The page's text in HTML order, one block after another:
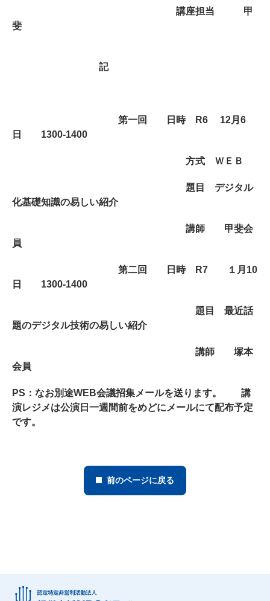
講座担当 甲
斐
記
第一回 日時 R6 12月6
日 1300-1400
方式 ＷＥＢ
題目 デジタル
化基礎知識の易しい紹介
講師 甲斐会
員
第二回 日時 R7 １月10
日 1300-1400
題目 最近話
題のデジタル技術の易しい紹介
講師 塚本
会員
PS：なお別途WEB会議招集メールを送ります。 講
演レジメは公演日一週間前をめどにメールにて配布予定
です。
前のページに戻る